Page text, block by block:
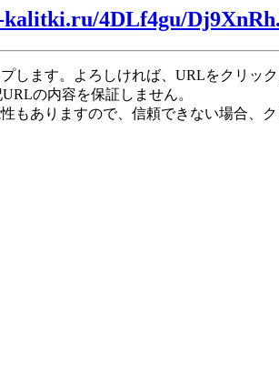
4DLf4gu/
します。よろしければ、URLをクリック
の内容を保証しません。
もありますので、信頼できない場合、ク